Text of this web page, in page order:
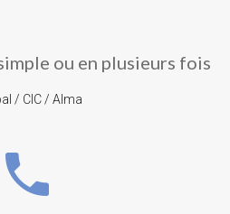
ou en plusieurs fois
/ CIC / Alma
phone